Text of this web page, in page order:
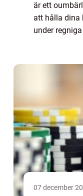
är ett
att hålla dina
under
07 december